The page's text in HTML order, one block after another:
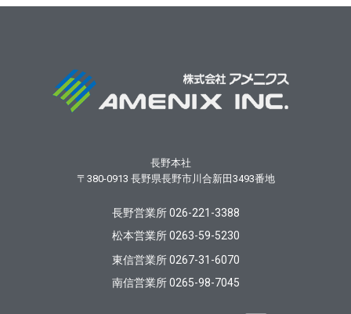
長野本社
〒380-0913 長野県長野市川合新田3493番地
長野営業所 026-221-3388
松本営業所 0263-59-5230
東信営業所 0267-31-6070
南信営業所 0265-98-7045